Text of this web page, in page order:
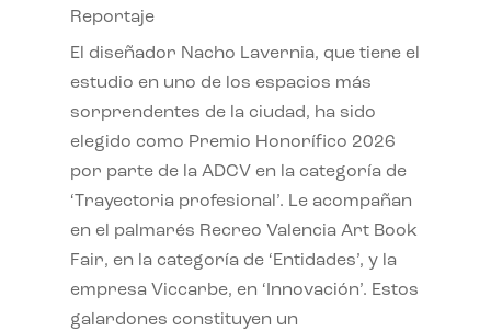
Reportaje
El diseñador Nacho Lavernia, que tiene el
estudio en uno de los espacios más
sorprendentes de la ciudad, ha sido
elegido como Premio Honorífico 2026
por parte de la ADCV en la categoría de
‘Trayectoria profesional’. Le acompañan
en el palmarés Recreo Valencia Art Book
Fair, en la categoría de ‘Entidades’, y la
empresa Viccarbe, en ‘Innovación’. Estos
galardones constituyen un